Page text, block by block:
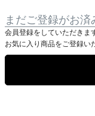
まだご登録がお
会員登録をしていただきま
お気に入り商品をご登録い